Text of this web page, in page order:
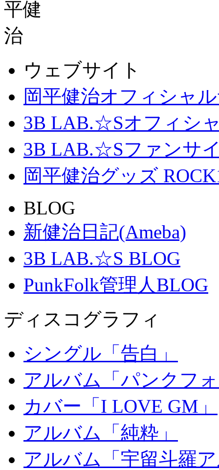
ウェブサイト
岡平健治オフィシャ
3B LAB.☆Sオフィシ
3B LAB.☆Sファンサイ
岡平健治グッズ
BLOG
新健治日記(Ameba)
3B LAB.☆S BLOG
PunkFolk管理人BLOG
ディスコグラフィ
シングル「告白」
アルバム「パンクフ
カバー「I LOVE GM」
アルバム「純粋」
アルバム「宇留斗羅